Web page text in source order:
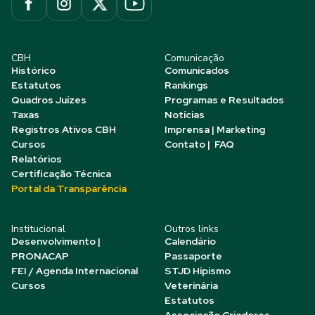
CBH
Histórico
Estatutos
Quadros Juízes
Taxas
Registros Ativos CBH
Cursos
Relatórios
Certificação Técnica
Portal da Transparência
Comunicação
Comunicados
Rankings
Programas e Resultados
Notícias
Imprensa | Marketing
Contato | FAQ
Institucional
Desenvolvimento |
PRONACAP
FEI / Agenda Internacional
Cursos
Outros links
Calendário
Passaporte
STJD Hipismo
Veterinária
Estatutos